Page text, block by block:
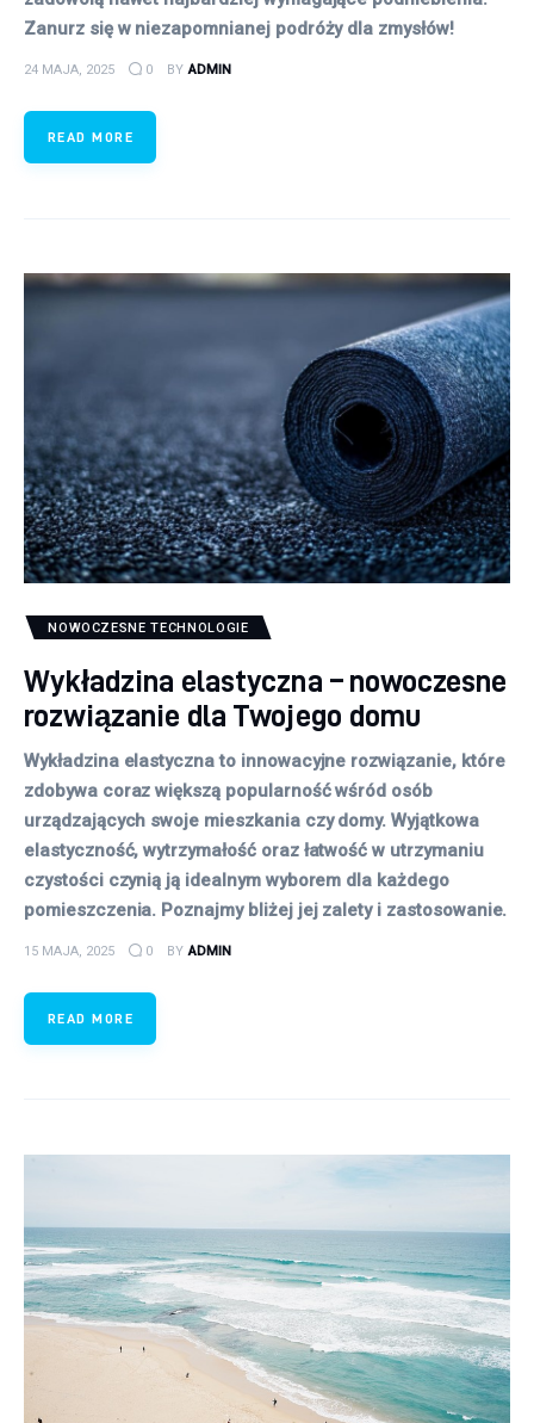
Zanurz się w niezapomnianej podróży dla zmysłów!
24 MAJA, 2025 0 BY ADMIN
READ MORE
NOWOCZESNE TECHNOLOGIE
Wykładzina elastyczna – nowoczesne
rozwiązanie dla Twojego domu
Wykładzina elastyczna to innowacyjne rozwiązanie, które
zdobywa coraz większą popularność wśród osób
urządzających swoje mieszkania czy domy. Wyjątkowa
elastyczność, wytrzymałość oraz łatwość w utrzymaniu
czystości czynią ją idealnym wyborem dla każdego
pomieszczenia. Poznajmy bliżej jej zalety i zastosowanie.
15 MAJA, 2025 0 BY ADMIN
READ MORE